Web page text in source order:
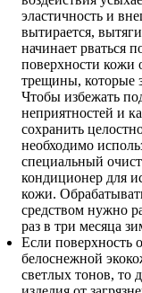
эластичность и
вытирается,
начинает рваться
поверхности кожи
трещины, которые
Чтобы избежать
неприятностей и
сохранить
необходимо
специальный
кондиционер для
кожи.
средством нужно
раз в три месяца
Если поверхность
белоснежной
светлых тонов, то